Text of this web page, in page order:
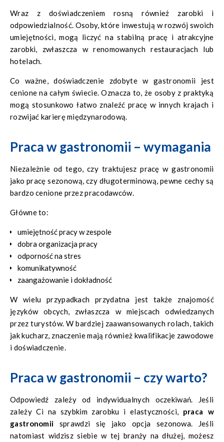
Wraz z doświadczeniem rosną również zarobki i
odpowiedzialność. Osoby, które inwestują w rozwój swoich
umiejętności, mogą liczyć na stabilną pracę i atrakcyjne
zarobki, zwłaszcza w renomowanych restauracjach lub
hotelach.
Co ważne, doświadczenie zdobyte w gastronomii jest
cenione na całym świecie. Oznacza to, że osoby z praktyką
mogą stosunkowo łatwo znaleźć pracę w innych krajach i
rozwijać karierę międzynarodową.
Praca w gastronomii – wymagania
Niezależnie od tego, czy traktujesz pracę w gastronomii
jako pracę sezonową, czy długoterminową, pewne cechy są
bardzo cenione przez pracodawców.
Główne to:
umiejętność pracy w zespole
dobra organizacja pracy
odporność na stres
komunikatywność
zaangażowanie i dokładność
W wielu przypadkach przydatna jest także znajomość
języków obcych, zwłaszcza w miejscach odwiedzanych
przez turystów. W bardziej zaawansowanych rolach, takich
jak kucharz, znaczenie mają również kwalifikacje zawodowe
i doświadczenie.
Praca w gastronomii – czy warto?
Odpowiedź zależy od indywidualnych oczekiwań. Jeśli
zależy Ci na szybkim zarobku i elastyczności, praca w
gastronomii sprawdzi się jako opcja sezonowa. Jeśli
natomiast widzisz siebie w tej branży na dłużej, możesz